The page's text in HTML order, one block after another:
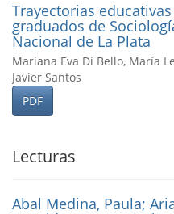
Trayectorias
graduados de
Nacional de La Plata
Mariana Eva Di Bello, María
Javier Santos
PDF
Lecturas
Abal Medina, Paula;